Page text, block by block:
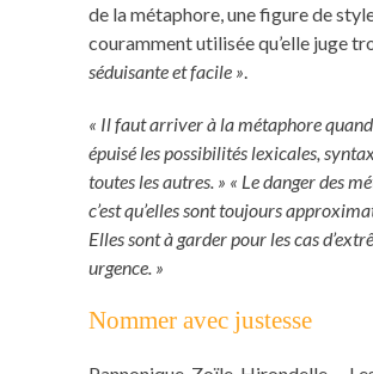
de la métaphore, une figure de
couramment utilisée qu’elle juge
séduisante et facile ».
« Il faut arriver à la métaphore
épuisé les possibilités lexicales,
toutes les autres. » « Le danger des
c’est qu’elles sont toujours
Elles sont à garder pour les cas
urgence. »
Nommer avec justesse